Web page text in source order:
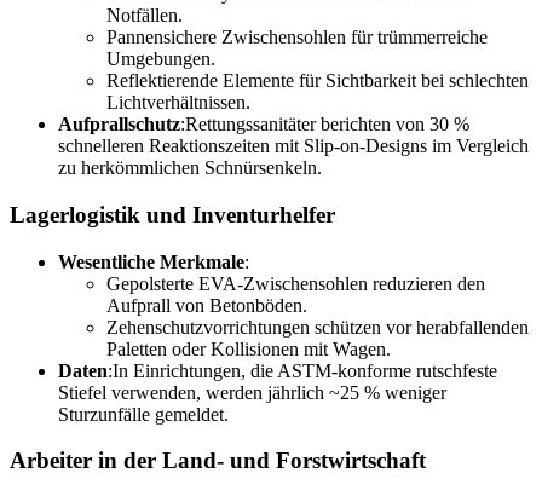
Notfällen.
Pannensichere Zwischensohlen für trümmerreiche
Umgebungen.
Reflektierende Elemente für Sichtbarkeit bei schlechten
Lichtverhältnissen.
Aufprallschutz:Rettungssanitäter berichten von 30 %
schnelleren Reaktionszeiten mit Slip-on-Designs im Vergleich
zu herkömmlichen Schnürsenkeln.
Lagerlogistik und Inventurhelfer
Wesentliche Merkmale:
Gepolsterte EVA-Zwischensohlen reduzieren den
Aufprall von Betonböden.
Zehenschutzvorrichtungen schützen vor herabfallenden
Paletten oder Kollisionen mit Wagen.
Daten:In Einrichtungen, die ASTM-konforme rutschfeste
Stiefel verwenden, werden jährlich ~25 % weniger
Sturzunfälle gemeldet.
Arbeiter in der Land- und Forstwirtschaft